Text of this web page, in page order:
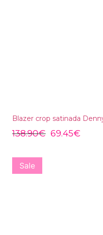
Blazer crop satinada
138.90€ 69.45€
Sale